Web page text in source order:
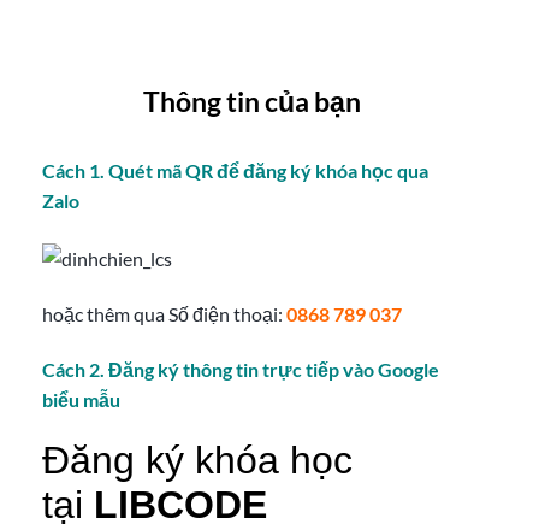
Thông tin của bạn
Cách 1. Quét mã QR để đăng ký khóa học qua
Zalo
hoặc thêm qua Số điện thoại: 0868 789 037
Cách 2. Đăng ký thông tin trực tiếp vào Google
biểu mẫu